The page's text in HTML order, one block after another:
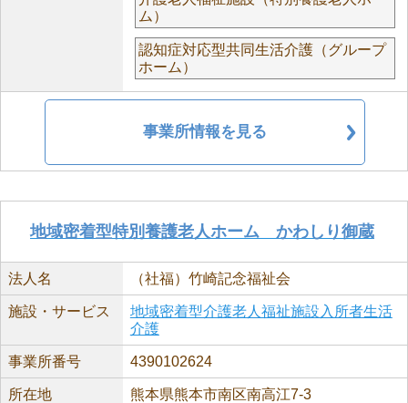
ム）
認知症対応型共同生活介護（グループ
ホーム）
事業所情報を見る
地域密着型特別養護老人ホーム かわしり御蔵
法人名 （社福）竹崎記念福祉会
施設・サービス
地域密着型介護老人福祉施設入所者生活
介護
事業所番号 4390102624
所在地 熊本県熊本市南区南高江7-3